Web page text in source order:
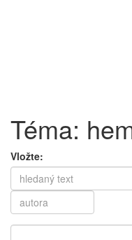
Téma:
Vložte: